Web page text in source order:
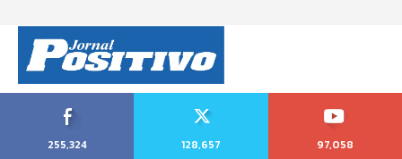
255,324
128,657
97,058